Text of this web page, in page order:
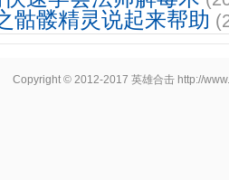
骷髅精灵说起来帮助
Copyright © 2012-2017 英雄合击 http://